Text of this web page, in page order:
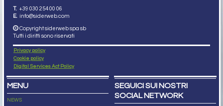
T. +39 030 254 00 06
E. info@siderweb.com
Copyright siderweb spa sb
Tutti i diritti sono riservati
Privacy policy
Cookie policy
Digital Services Act Policy
MENU
NEWS
SEGUICI SUI NOSTRI
SOCIAL NETWORK